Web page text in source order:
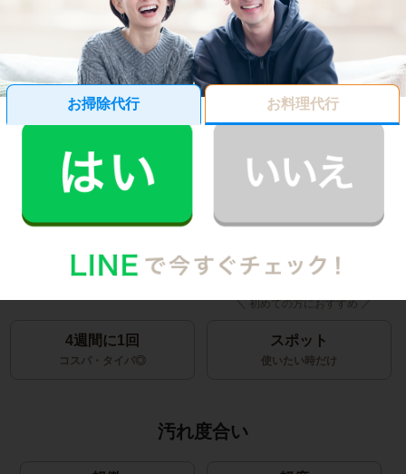
らいの時間と料金がかかるのかわからない…」
そんな方は、この料金シミュレーターで料金や必要な時間
をお見積りいただけます。
お掃除代行 お料理代行
ご利用頻度
1時間から利用可能 1番人気
4週間に1回
コスパ・タイパ◎
スポット
使いたい時だけ
汚れ度合い